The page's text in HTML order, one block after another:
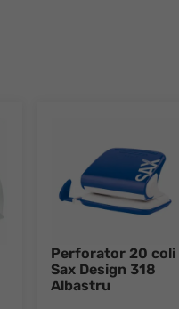
Perforator 20 coli
Sax Design 318
Albastru